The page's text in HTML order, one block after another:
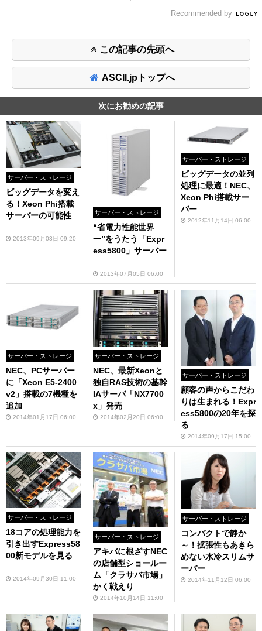
Recommended by
この記事の先頭へ
ASCII.jpトップへ
次にお勧めの記事
サーバー・ストレージ
ビッグデータを変え
る！Xeon Phi搭載
サーバーの可能性
2013年09月03日 09:20
サーバー・ストレージ
“省電力性能世界
一”をうたう「Expr
ess5800」サーバー
2013年07月05日 06:00
サーバー・ストレージ
ビッグデータの並列
処理に最適！NEC、
Xeon Phi搭載サー
バー
2012年11月14日 06:00
サーバー・ストレージ
NEC、PCサーバー
に「Xeon E5-2400
v2」搭載の7機種を
追加
2014年01月17日 06:00
サーバー・ストレージ
NEC、最新Xeonと
独自RAS技術の基幹
IAサーバ「NX7700
x」発売
2014年02月20日 06:00
サーバー・ストレージ
顧客の声からこだわ
りは生まれる！Expr
ess5800の20年を探
る
2014年09月17日 15:00
サーバー・ストレージ
18コアの処理能力を
引き出すExpress58
00新モデルを見る
2014年09月30日 11:00
サーバー・ストレージ
アキバに根ざすNEC
の店舗型ショールー
ム「クラサバ市場」
かく戦えり
2014年10月14日 11:00
サーバー・ストレージ
コンパクトで静か
～！拡張性もあきら
めない水冷スリムサ
ーバー
2014年11月12日 06:00